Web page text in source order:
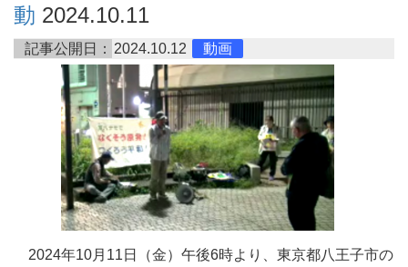
動 2024.10.11
記事公開日： 2024.10.12 動画
2024年10月11日（金）午後6時より、東京都八王子市の